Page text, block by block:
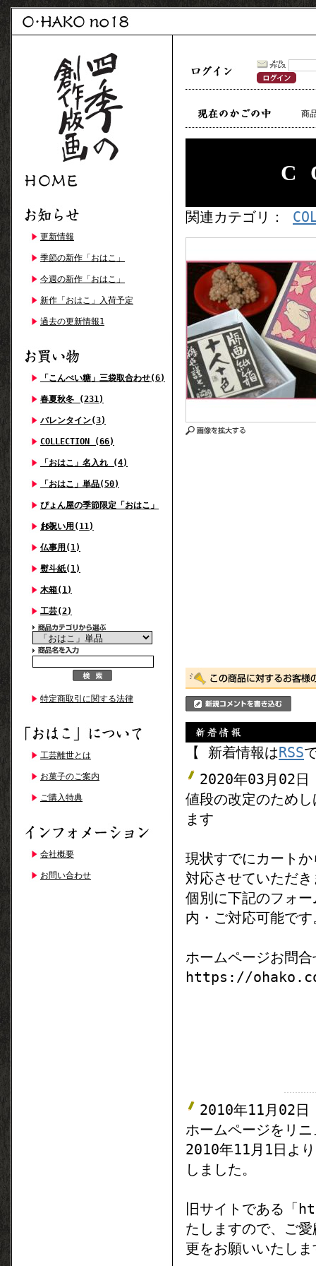
更新情報
季節の新作「おはこ」
今週の新作「おはこ」
新作「おはこ」入荷予定
過去の更新情報1
「こんぺい糖」三袋取合わせ(6)
春夏秋冬 (231)
バレンタイン(3)
COLLECTION (66)
「おはこ」名入れ (4)
「おはこ」単品(50)
ぴょん屋の季節限定「おはこ」
(6)
お祝い用(11)
仏事用(1)
熨斗紙(1)
木箱(1)
工芸(2)
特定商取引に関する法律
工芸離世とは
お菓子のご案内
ご購入特典
会社概要
お問い合わせ
商
関連カテゴリ：
【 新着情報はRSS
2020年03月02日
値段の改定のため
ます
現状すでにカート
対応させていただ
個別に下記のフォ
内・ご対応可能で
ホームページお問
https://
2010年11月02日
ホームページをリ
2010年11月1日よ
しました。
旧サイトである
たしますので、ご
更をお願いいたしま